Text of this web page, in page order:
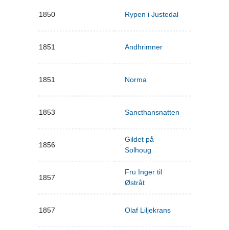
1850 Rypen i Justedal
1851 Andhrimner
1851 Norma
1853 Sancthansnatten
1856
Gildet på
Solhoug
1857
Fru Inger til
Østråt
1857 Olaf Liljekrans